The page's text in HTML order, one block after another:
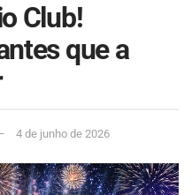
Club!
que a
4 de junho de 2026